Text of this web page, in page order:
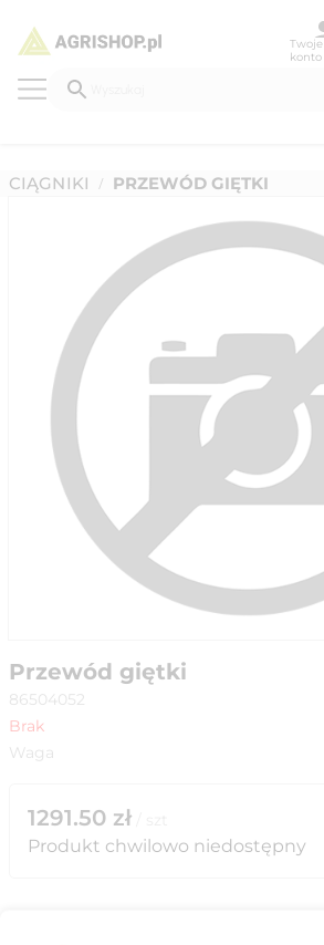
Twoje
konto
CIĄGNIKI / PRZEWÓD GIĘTKI
Przewód giętki
86504052
Brak
Waga
1291.50 zł
Produkt chwilowo niedostępny